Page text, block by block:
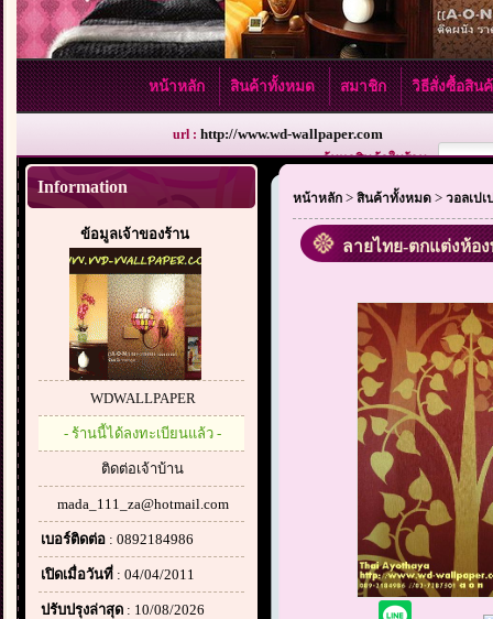
หน้าหลัก สินค้าทั้งหมด สมาชิก วิธีสั่งซื้อสิน
url : http://www.wd-wallpaper.com
ค้นหาสินค้าในร้าน :
Information
ข้อมูลเจ้าของร้าน
WDWALLPAPER
- ร้านนี้ได้ลงทะเบียนแล้ว -
ติดต่อเจ้าบ้าน
mada_111_za@hotmail.com
เบอร์ติดต่อ : 0892184986
เปิดเมื่อวันที่ : 04/04/2011
ปรับปรุงล่าสุด : 10/08/2026
หน้าหลัก > สินค้าทั้งหมด > วอลเป
ลายไทย-ตกแต่งห้อง